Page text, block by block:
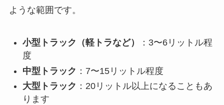
ような範囲です。
小型トラック（軽トラなど）
：3〜6リットル程
度
中型トラック ：7〜15リットル程度
大型トラック ：20リットル以上になることもあ
ります